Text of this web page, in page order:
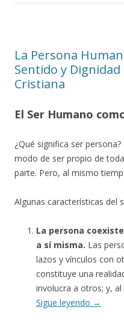
La Persona
Sentido y
Cristiana
El Ser Humano
¿Qué significa ser
modo de ser propio de
parte. Pero, al mismo
Algunas características del
La persona
a sí misma. Las
lazos y vínculos con
constituye una
involucra a otros; y,
Sigue leyendo →